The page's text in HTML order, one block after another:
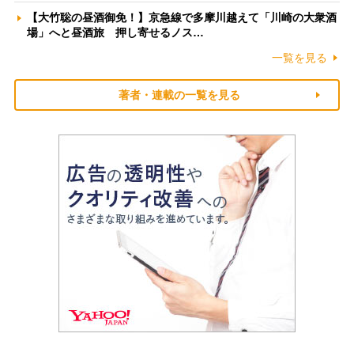
【大竹聡の昼酒御免！】京急線で多摩川越えて「川崎の大衆酒
場」へと昼酒旅 押し寄せるノス…
一覧を見る
著者・連載の一覧を見る